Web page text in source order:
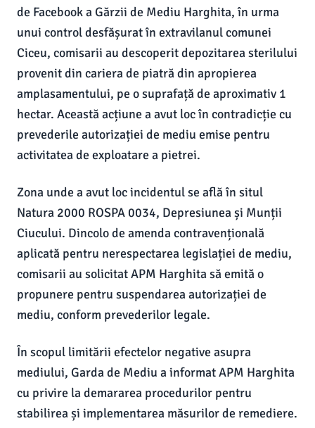
de Facebook a Gărzii de Mediu Harghita, în urma
unui control desfășurat în extravilanul comunei
Ciceu, comisarii au descoperit depozitarea sterilului
provenit din cariera de piatră din apropierea
amplasamentului, pe o suprafață de aproximativ 1
hectar. Această acțiune a avut loc în contradicție cu
prevederile autorizației de mediu emise pentru
activitatea de exploatare a pietrei.
Zona unde a avut loc incidentul se află în situl
Natura 2000 ROSPA 0034, Depresiunea și Munții
Ciucului. Dincolo de amenda contravențională
aplicată pentru nerespectarea legislației de mediu,
comisarii au solicitat APM Harghita să emită o
propunere pentru suspendarea autorizației de
mediu, conform prevederilor legale.
În scopul limitării efectelor negative asupra
mediului, Garda de Mediu a informat APM Harghita
cu privire la demararea procedurilor pentru
stabilirea și implementarea măsurilor de remediere.